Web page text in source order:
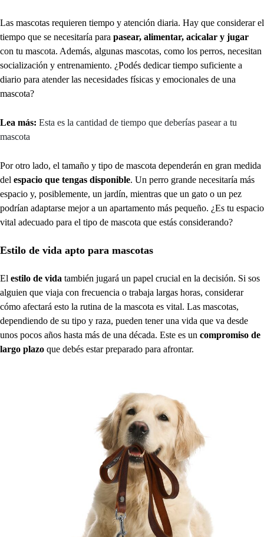
Las mascotas requieren tiempo y atención diaria. Hay que considerar el
tiempo que se necesitaría para pasear, alimentar, acicalar y jugar
con tu mascota. Además, algunas mascotas, como los perros, necesitan
socialización y entrenamiento. ¿Podés dedicar tiempo suficiente a
diario para atender las necesidades físicas y emocionales de una
mascota?
Lea más: Esta es la cantidad de tiempo que deberías pasear a tu
mascota
Por otro lado, el tamaño y tipo de mascota dependerán en gran medida
del espacio que tengas disponible. Un perro grande necesitaría más
espacio y, posiblemente, un jardín, mientras que un gato o un pez
podrían adaptarse mejor a un apartamento más pequeño. ¿Es tu espacio
vital adecuado para el tipo de mascota que estás considerando?
Estilo de vida apto para mascotas
El estilo de vida también jugará un papel crucial en la decisión. Si sos
alguien que viaja con frecuencia o trabaja largas horas, considerar
cómo afectará esto la rutina de la mascota es vital. Las mascotas,
dependiendo de su tipo y raza, pueden tener una vida que va desde
unos pocos años hasta más de una década. Este es un compromiso de
largo plazo que debés estar preparado para afrontar.